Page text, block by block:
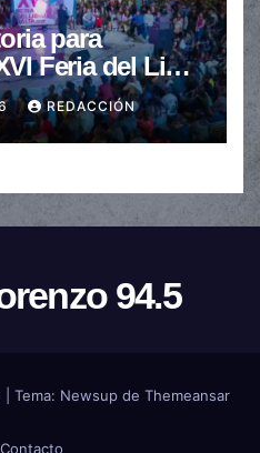
para
Feria del Libro
REDACCIÓN
94.5
Tema: Newsupde Themeansar
Contacto